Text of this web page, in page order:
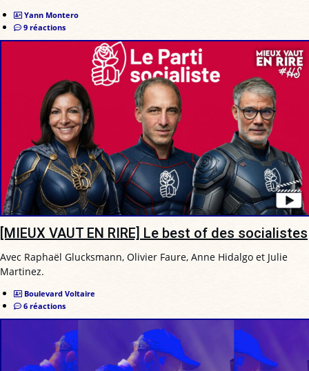
Yann Montero
9 réactions
[MIEUX VAUT EN RIRE] Le best of des socialistes
Avec Raphaël Glucksmann, Olivier Faure, Anne Hidalgo et Julie
Martinez.
Boulevard Voltaire
6 réactions